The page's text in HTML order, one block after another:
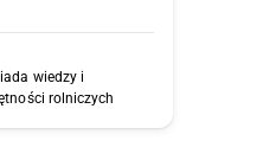
wiedzy i
rolniczych